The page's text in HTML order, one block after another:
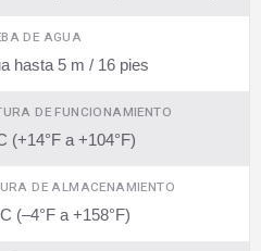
DE AGUA
hasta 5 m / 16 pies
DE FUNCIONAMIENTO
(+14°F a +104°F)
DE ALMACENAMIENTO
(–4°F a +158°F)